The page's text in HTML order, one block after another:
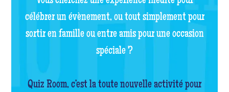
célébrer un évènement, ou tout simplement pour
sortir en famille ou entre amis pour une occasion
spéciale ?
Quiz Room, c’est la toute nouvelle activité pour